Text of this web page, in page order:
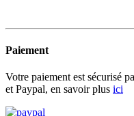
Paiement
Votre paiement est sécurisé
et Paypal, en savoir plus ici